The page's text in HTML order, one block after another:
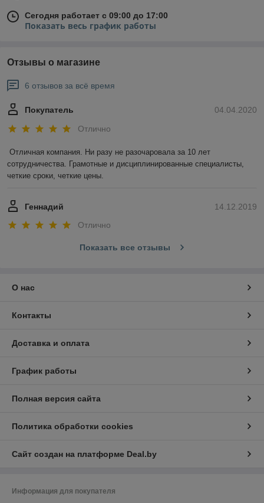
Сегодня работает с 09:00 до 17:00
Показать весь график работы
Отзывы о магазине
6 отзывов за всё время
04.04.2020
Покупатель
Отлично
Отличная компания. Ни разу не разочаровала за 10 лет
сотрудничества. Грамотные и дисциплинированные специалисты,
четкие сроки, четкие цены.
14.12.2019
Геннадий
Отлично
Показать все отзывы
О нас
Контакты
Доставка и оплата
График работы
Полная версия сайта
Политика обработки cookies
Сайт создан на платформе Deal.by
Информация для покупателя